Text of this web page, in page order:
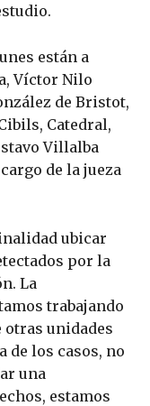
están a
Víctor Nilo
de Bristot,
Catedral,
Villalba
de la jueza
ubicar
por la
La
trabajando
otras unidades
de los casos, no
una
estamos